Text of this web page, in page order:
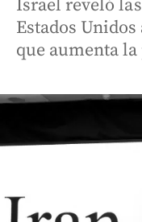
Israel reveló
Estados
que aumenta